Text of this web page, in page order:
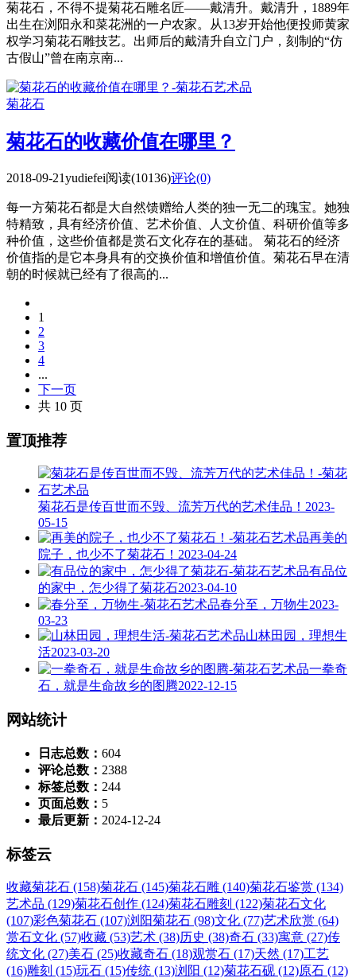
菊花石，不得不提菊花石雕名匠——戴清升。戴清升，1889年
出生在浏阳永和菜花洲的一户农家。从13岁开始他便投师黄家
权学习菊花石雕技艺。出师后的戴清升自立门户，刻制的“仿
古假山”曾在南京南...
菊花石
菊花石的收藏价值在哪里？
2018-09-21yudiefei阅读(10136)评论(0)
每一方菊花石都是大自然馈赠给人类的独一无二的瑰宝。她独
特精致，具有经济价值、艺术价值、人文价值、科研价值等多
种价值，这些价值都是赏石文化存在的基础。 菊花石的经济
价值指的是它本身具有的交换价值和增值价值。菊花石早在清
朝的时候就已经有了很高的...
1
2
3
4
...
下一页
共 10 页
置顶推荐
菊花石是传百世而不毁、流芳万代的艺术佳品！ 2023-
05-15
再美的
院子，也少不了菊花石！ 2023-04-24
有品位
的家中，怎少得了菊花石2023-04-10
春分至，万物生2023-
03-23
山林田园，理想生
活2023-03-20
一拳奇
石，就是生命故乡的图腾2022-12-15
网站统计
日志总数： 604
评论总数： 2388
标签总数： 244
页面总数： 5
最后更新： 2024-12-24
标签云
收藏菊花石 (158)菊花石 (145)菊花石雕 (140)菊花石鉴赏 (134)
艺术品 (129)菊花石创作 (124)菊花石雕刻 (122)菊花石文化
(107)彩色菊花石 (107)浏阳菊花石 (98)文化 (77)艺术欣赏 (64)
赏石文化 (57)收藏 (53)艺术 (38)历史 (38)奇石 (33)寓意 (27)传
统文化 (27)美石 (25)收藏奇石 (18)观赏石 (17)天然 (17)工艺
(16)雕刻 (15)玩石 (15)传统 (13)浏阳 (12)菊花石砚 (12)原石 (12)